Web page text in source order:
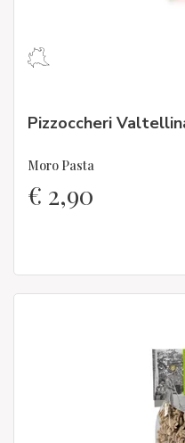
Pizzoccheri
Moro Pasta
€ 2,90